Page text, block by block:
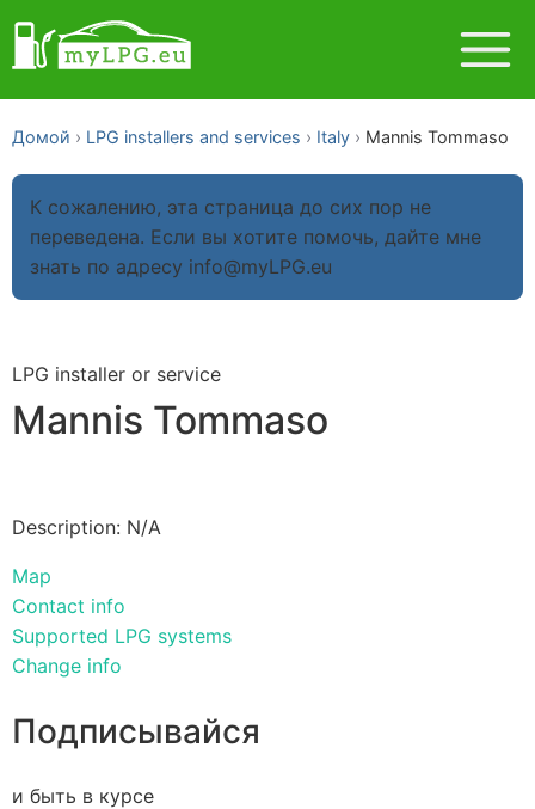
Домой LPG installers and services Italy Mannis Tommaso
К сожалению, эта страница до сих пор не
переведена. Если вы хотите помочь, дайте мне
знать по адресу info@myLPG.eu
LPG installer or service
Mannis Tommaso
Description: N/A
Map
Contact info
Supported LPG systems
Change info
Подписывайся
и быть в курсе